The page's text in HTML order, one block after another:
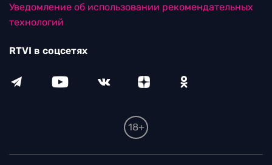
Уведомление об использовании рекомендательных
технологий
RTVI в соцсетях
18+